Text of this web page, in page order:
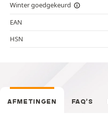
Winter goedgekeurd
EAN
HSN
AFMETINGEN FAQ’S